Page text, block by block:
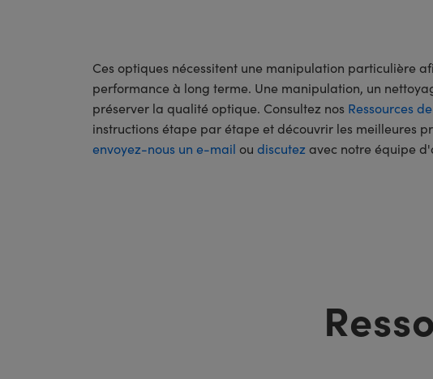
Ces optiques nécessitent une manipulation particulière
performance à long terme. Une manipulation, un
préserver la qualité optique. Consultez nos Ressources
instructions étape par étape et découvrir les meilleures
envoyez-nous un e-mail ou discutez avec notre équipe